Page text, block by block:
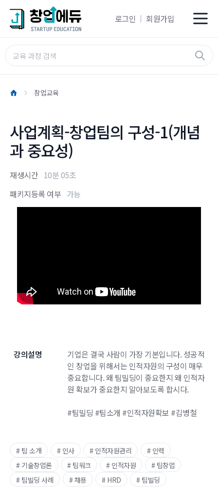
로그인 회원가입
창업교육
사업계획-창업팀의 구성-1(개념
과 중요성)
재생시간 10분 05초
패키지등록 여부 가능
강의설명
기업은 결국 사람이 가장 기본입니다. 성공적
인 창업을 위해서는 인적자원의 구성이 매우
중요합니다. 왜 팀빌딩이 중요한지 왜 인적자
원 확보가 중요한지 알아보도록 합시다.
#팀빌딩 #팀소개 #인적자원확보 #김병철
# 팀 소개 # 인사 # 인적자원관리
# 인력
# 기술창업론
# 팀워크 # 인적자원
# 팀창업
# 팀빌딩 사례
# 채용 # HRD # 팀빌딩